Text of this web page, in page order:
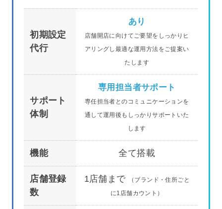
初期設定
代行
あり
店舗開店に向けてご要望をしっかりヒ
アリングし最適な運用方法をご提案い
たします
サポート
体制
専用担当者サポート
専任担当者とのコミュニケーションを
通して運用後もしっかりサポートいた
します
機能 全て搭載
店舗登録
数
1店舗まで
（ブランド・住所ごと
に1店舗カウント）